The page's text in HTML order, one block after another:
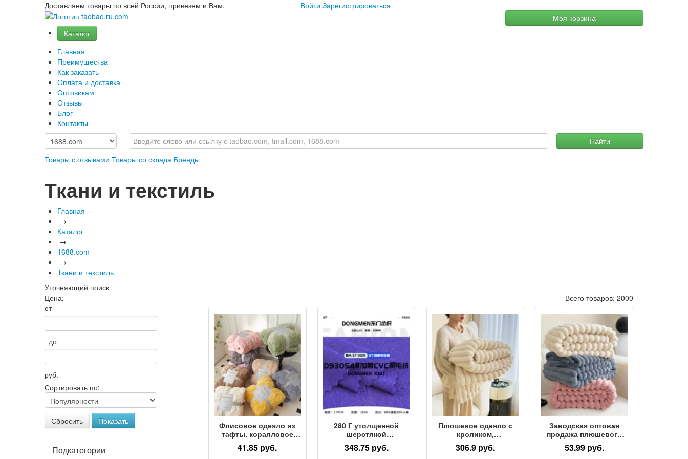
Доставляем товары по всей России, привезем и Вам. Войти Зарегистрироваться
Моя корзина
Каталог
Главная
Преимущества
Как заказать
Оплата и доставка
Оптовикам
Отзывы
Блог
Контакты
Товары с отзывами Товары со склада Бренды
Найти
Ткани и текстиль
Главная
→
Каталог
→
1688.com
→
Ткани и текстиль
Уточняющий поиск
Цена:
от
до
руб.
Сортировать по:
Сбросить Показать
Подкатегории
Всего товаров: 2000
Флисовое одеяло из
тафты, коралловое
флисовое одеяло four
seasons, одеяло для
41.85 руб.
280 Г утолщенной
шерстяной
фланелевой ткани CVC,
полиэстер, хлопок,
348.75 руб.
Плюшевое одеяло с
кроликом,
многофункциональное
одеяло для сна,
306.9 руб.
Заводская оптовая
продажа плюшевого
одеяла с кроликом,
фланелевого одеяла,
53.99 руб.